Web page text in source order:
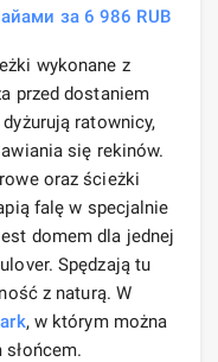
за 6 986 RUB
wykonane z
przed dostaniem
ratownicy,
się rekinów.
oraz ścieżki
falę w specjalnie
domem dla jednej
Spędzają tu
z naturą. W
, w którym można